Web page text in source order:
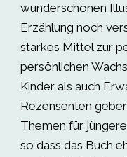
wunderschönen
Erzählung noch
starkes Mittel zur
persönlichen
Kinder als auch
Rezensenten
Themen für
so dass das Buch